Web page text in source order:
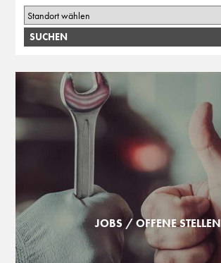
JOBS / OFFENE STELLEN